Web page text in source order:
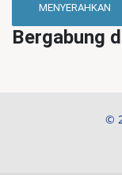
MENYERAHKAN
Bergabung
©